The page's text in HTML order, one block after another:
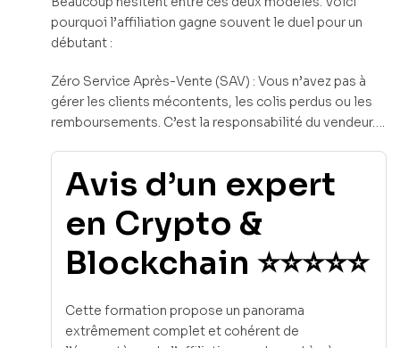
pourquoi l’affiliation gagne souvent le duel pour un
débutant :
Zéro Service Après-Vente (SAV) : Vous n’avez pas à
gérer les clients mécontents, les colis perdus ou les
remboursements. C’est la responsabilité du vendeur….
Avis d’un expert
en Crypto &
Blockchain ⭐⭐⭐⭐⭐
Cette formation propose un panorama
extrêmement complet et cohérent de